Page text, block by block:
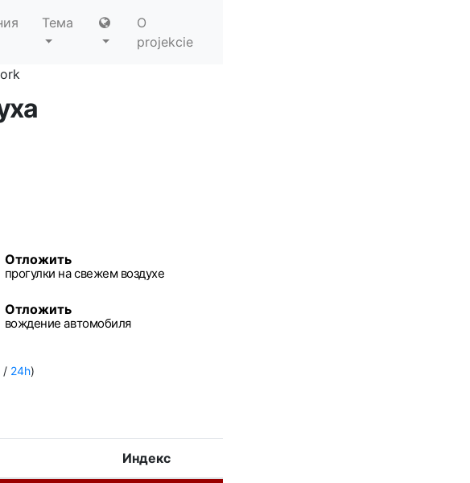
Тема
O
projekcie
Отложить
прогулки на свежем воздухе
Отложить
вождение автомобиля
/ 24h)
Индекс